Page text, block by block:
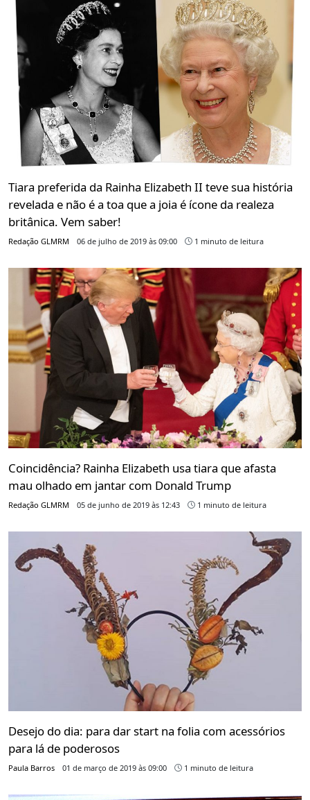
Tiara preferida da Rainha Elizabeth II teve sua história
revelada e não é a toa que a joia é ícone da realeza
britânica. Vem saber!
Redação GLMRM 06 de julho de 2019 às 09:00 1 minuto de leitura
Coincidência? Rainha Elizabeth usa tiara que afasta
mau olhado em jantar com Donald Trump
Redação GLMRM 05 de junho de 2019 às 12:43 1 minuto de leitura
Desejo do dia: para dar start na folia com acessórios
para lá de poderosos
Paula Barros 01 de março de 2019 às 09:00 1 minuto de leitura